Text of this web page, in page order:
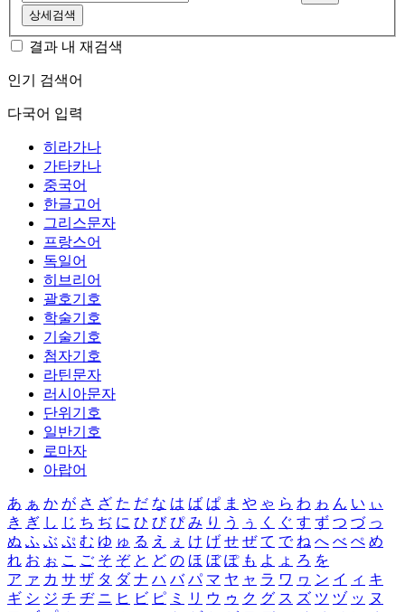
상세검색
결과 내 재검색
인기 검색어
다국어 입력
히라가나
가타카나
중국어
한글고어
그리스문자
프랑스어
독일어
히브리어
괄호기호
학술기호
기술기호
첨자기호
라틴문자
러시아문자
단위기호
일반기호
로마자
아랍어
あ ぁ か が さ ざ た だ な は ば ぱ ま や ゃ ら わ ゎ ん い ぃ
き ぎ し じ ち ぢ に ひ び ぴ み り う ぅ く ぐ す ず つ づ っ
ぬ ふ ぶ ぷ む ゆ ゅ る え ぇ け げ せ ぜ て で ね へ べ ぺ め
れ お ぉ こ ご そ ぞ と ど の ほ ぼ ぽ も よ ょ ろ を
ア ァ カ サ ザ タ ダ ナ ハ バ パ マ ヤ ャ ラ ワ ヮ ン イ ィ キ
ギ シ ジ チ ヂ ニ ヒ ビ ピ ミ リ ウ ゥ ク グ ス ズ ツ ヅ ッ ヌ